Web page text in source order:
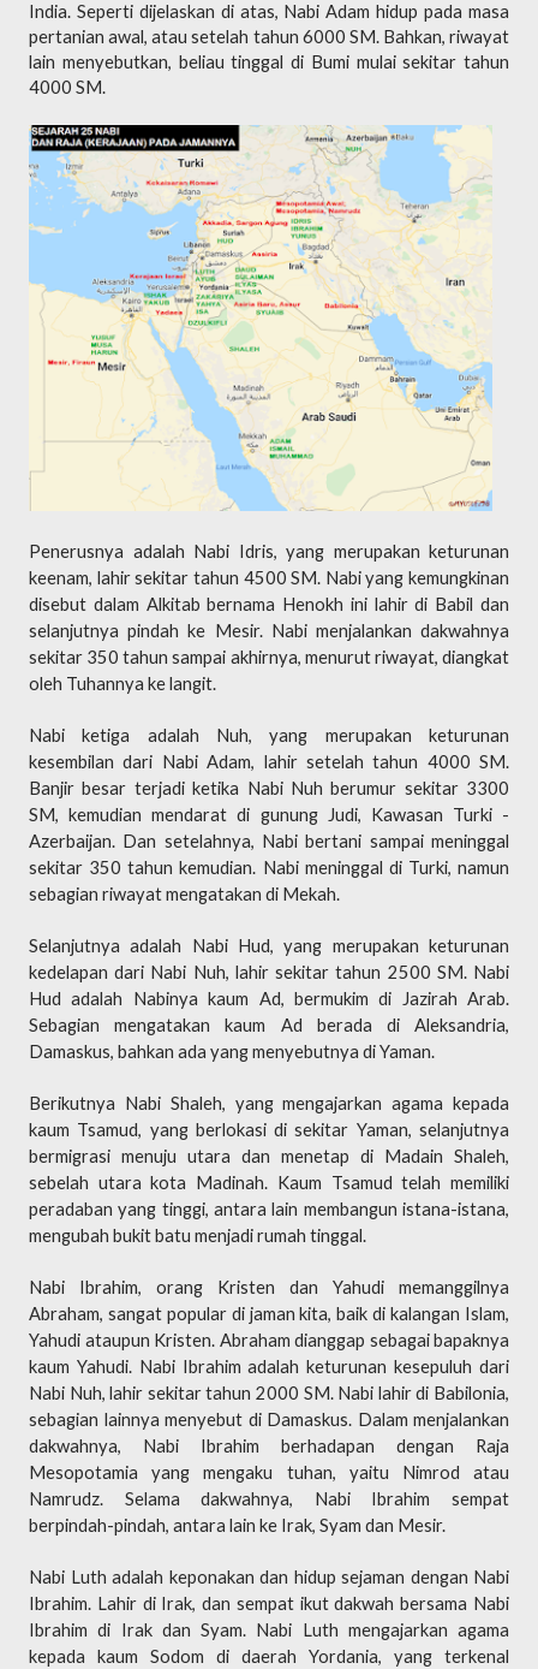
India. Seperti dijelaskan di atas, Nabi Adam hidup pada masa
pertanian awal, atau setelah tahun 6000 SM. Bahkan, riwayat
lain menyebutkan, beliau tinggal di Bumi mulai sekitar tahun
4000 SM.
Penerusnya adalah Nabi Idris, yang merupakan keturunan
keenam, lahir sekitar tahun 4500 SM. Nabi yang kemungkinan
disebut dalam Alkitab bernama Henokh ini lahir di Babil dan
selanjutnya pindah ke Mesir. Nabi menjalankan dakwahnya
sekitar 350 tahun sampai akhirnya, menurut riwayat, diangkat
oleh Tuhannya ke langit.
Nabi ketiga adalah Nuh, yang merupakan keturunan
kesembilan dari Nabi Adam, lahir setelah tahun 4000 SM.
Banjir besar terjadi ketika Nabi Nuh berumur sekitar 3300
SM, kemudian mendarat di gunung Judi, Kawasan Turki -
Azerbaijan. Dan setelahnya, Nabi bertani sampai meninggal
sekitar 350 tahun kemudian. Nabi meninggal di Turki, namun
sebagian riwayat mengatakan di Mekah.
Selanjutnya adalah Nabi Hud, yang merupakan keturunan
kedelapan dari Nabi Nuh, lahir sekitar tahun 2500 SM. Nabi
Hud adalah Nabinya kaum Ad, bermukim di Jazirah Arab.
Sebagian mengatakan kaum Ad berada di Aleksandria,
Damaskus, bahkan ada yang menyebutnya di Yaman.
Berikutnya Nabi Shaleh, yang mengajarkan agama kepada
kaum Tsamud, yang berlokasi di sekitar Yaman, selanjutnya
bermigrasi menuju utara dan menetap di Madain Shaleh,
sebelah utara kota Madinah. Kaum Tsamud telah memiliki
peradaban yang tinggi, antara lain membangun istana-istana,
mengubah bukit batu menjadi rumah tinggal.
Nabi Ibrahim, orang Kristen dan Yahudi memanggilnya
Abraham, sangat popular di jaman kita, baik di kalangan Islam,
Yahudi ataupun Kristen. Abraham dianggap sebagai bapaknya
kaum Yahudi. Nabi Ibrahim adalah keturunan kesepuluh dari
Nabi Nuh, lahir sekitar tahun 2000 SM. Nabi lahir di Babilonia,
sebagian lainnya menyebut di Damaskus. Dalam menjalankan
dakwahnya, Nabi Ibrahim berhadapan dengan Raja
Mesopotamia yang mengaku tuhan, yaitu Nimrod atau
Namrudz. Selama dakwahnya, Nabi Ibrahim sempat
berpindah-pindah, antara lain ke Irak, Syam dan Mesir.
Nabi Luth adalah keponakan dan hidup sejaman dengan Nabi
Ibrahim. Lahir di Irak, dan sempat ikut dakwah bersama Nabi
Ibrahim di Irak dan Syam. Nabi Luth mengajarkan agama
kepada kaum Sodom di daerah Yordania, yang terkenal